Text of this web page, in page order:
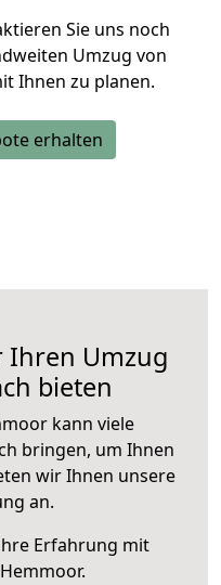
Sie uns noch
Umzug von
Ihnen zu planen.
erhalten
Ihren Umzug
bieten
kann viele
bringen, um Ihnen
wir Ihnen unsere
an.
Erfahrung mit
Hemmoor.